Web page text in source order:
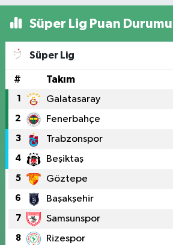
Süper Lig Puan Durumu
Süper Lig
# Takım
1 Galatasaray
2 Fenerbahçe
3 Trabzonspor
4 Beşiktaş
5 Göztepe
6 Başakşehir
7 Samsunspor
8 Rizespor